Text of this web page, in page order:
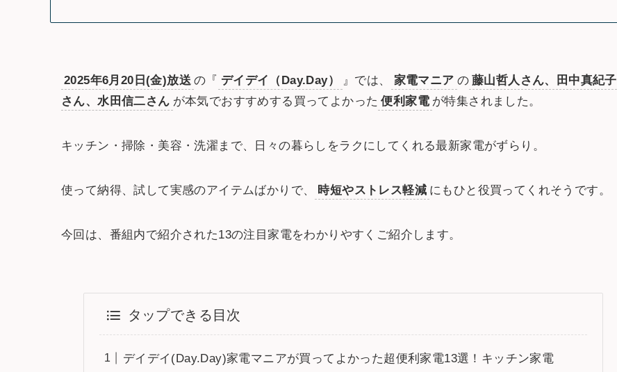
2025年6月20日(金)放送 の『 デイデイ（Day.Day） 』では、 家電マニア の 藤山哲人さん、田中真紀子
さん、水田信二さん が本気でおすすめする買ってよかった 便利家電 が特集されました。
キッチン・掃除・美容・洗濯まで、日々の暮らしをラクにしてくれる最新家電がずらり。
使って納得、試して実感のアイテムばかりで、 時短やストレス軽減 にもひと役買ってくれそうです。
今回は、番組内で紹介された13の注目家電をわかりやすくご紹介します。
タップできる目次
デイデイ(Day.Day)家電マニアが買ってよかった超便利家電13選！キッチン家電